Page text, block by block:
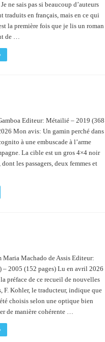
ne sais pas si beaucoup d’auteurs
traduits en français, mais en ce qui
la première fois que je lis un roman
de …
Editeur: Métailié – 2019 (368
Mon avis: Un gamin perché dans
à une embuscade à l’arme
La cible est un gros 4×4 noir
les passagers, deux femmes et
Maria Machado de Assis Editeur:
– 2005 (152 pages) Lu en avril 2026
préface de ce recueil de nouvelles
F. Kohler, le traducteur, indique que
choisis selon une optique bien
de manière cohérente …